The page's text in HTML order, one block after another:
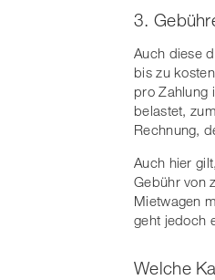
3.
Auch diese
bis zu
pro Zahlung
belastet,
Rechnung,
Auch hier
Gebühr von
Mietwagen
geht jedoch
Welche